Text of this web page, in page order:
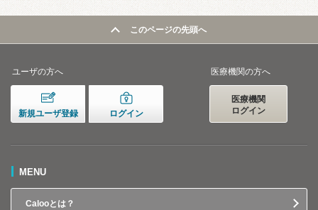
このページの先頭へ
ユーザの方へ
新規ユーザ登録 ログイン
医療機関の方へ
医療機関
ログイン
MENU
Calooとは？